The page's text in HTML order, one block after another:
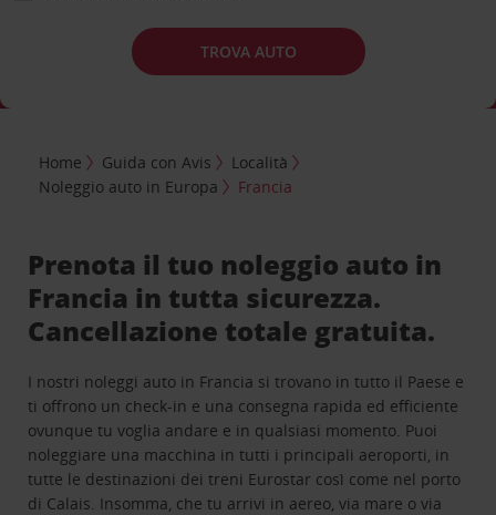
TROVA AUTO
Home Guida con Avis
Località
Noleggio auto in Europa
Francia
Prenota il tuo noleggio auto in
Francia in tutta sicurezza.
Cancellazione totale gratuita.
I nostri noleggi auto in Francia si trovano in tutto il Paese e
ti offrono un check-in e una consegna rapida ed efficiente
ovunque tu voglia andare e in qualsiasi momento. Puoi
noleggiare una macchina in tutti i principali aeroporti, in
tutte le destinazioni dei treni Eurostar così come nel porto
di Calais. Insomma, che tu arrivi in aereo, via mare o via